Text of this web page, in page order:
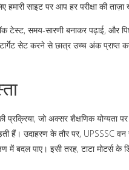
हमारी साइट पर आप हर परीक्षा की
टेस्ट, समय‑सारणी बनाकर पढ़ाई,
सेट करने से छात्र उच्च अंक प्राप्त
प्रक्रिया, जो अक्सर शैक्षणिक योग्यता
हैं। उदाहरण के तौर पर, UPSSSC
बदल पाए। इसी तरह, टाटा मोटर्स के